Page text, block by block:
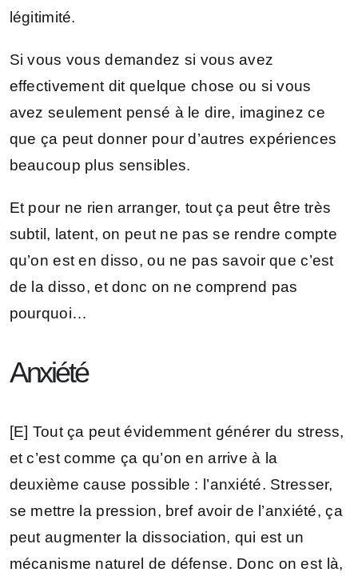
légitimité.
Si vous vous demandez si vous avez
effectivement dit quelque chose ou si vous
avez seulement pensé à le dire, imaginez ce
que ça peut donner pour d’autres expériences
beaucoup plus sensibles.
Et pour ne rien arranger, tout ça peut être très
subtil, latent, on peut ne pas se rendre compte
qu’on est en disso, ou ne pas savoir que c’est
de la disso, et donc on ne comprend pas
pourquoi…
Anxiété
[E] Tout ça peut évidemment générer du stress,
et c’est comme ça qu’on en arrive à la
deuxième cause possible : l’anxiété. Stresser,
se mettre la pression, bref avoir de l’anxiété, ça
peut augmenter la dissociation, qui est un
mécanisme naturel de défense. Donc on est là,